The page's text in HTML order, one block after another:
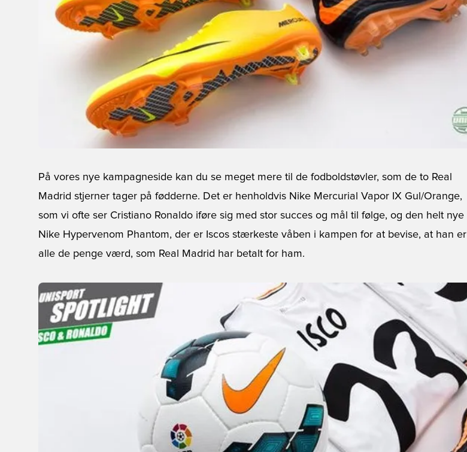
På vores nye kampagneside kan du se meget mere til de fodboldstøvler, som de to Real
Madrid stjerner tager på fødderne. Det er henholdvis Nike Mercurial Vapor IX Gul/Orange,
som vi ofte ser Cristiano Ronaldo iføre sig med stor succes og mål til følge, og den helt nye
Nike Hypervenom Phantom, der er Iscos stærkeste våben i kampen for at bevise, at han er
alle de penge værd, som Real Madrid har betalt for ham.